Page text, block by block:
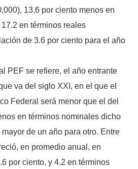
13.6 por ciento menos en
en términos reales
de 3.6 por ciento para el año
PEF se refiere, el año entrante
va del siglo XXI, en el que el
Federal será menor que el del
en términos nominales dicho
de un año para otro. Entre
en promedio anual, en
por ciento, y 4.2 en términos